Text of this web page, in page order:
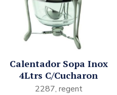
Calentador Sopa Inox
4Ltrs C/Cucharon
2287, regent